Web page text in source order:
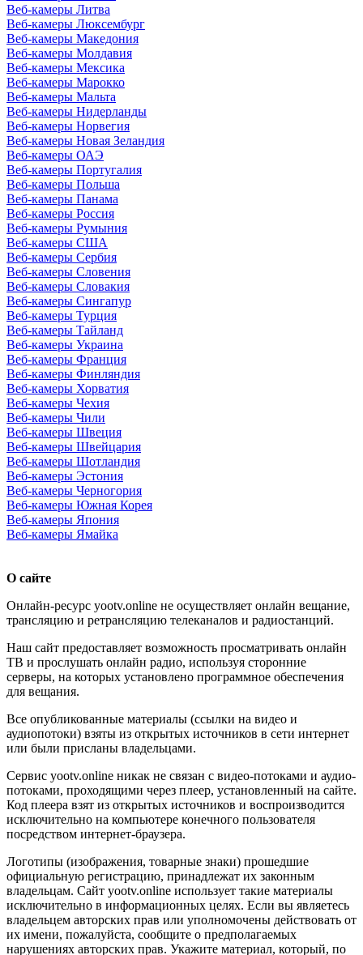
Веб-камеры Литва
Веб-камеры Люксембург
Веб-камеры Македония
Веб-камеры Молдавия
Веб-камеры Мексика
Веб-камеры Марокко
Веб-камеры Мальта
Веб-камеры Нидерланды
Веб-камеры Норвегия
Веб-камеры Новая Зеландия
Веб-камеры ОАЭ
Веб-камеры Португалия
Веб-камеры Польша
Веб-камеры Панама
Веб-камеры Россия
Веб-камеры Румыния
Веб-камеры США
Веб-камеры Сербия
Веб-камеры Словения
Веб-камеры Словакия
Веб-камеры Сингапур
Веб-камеры Турция
Веб-камеры Тайланд
Веб-камеры Украина
Веб-камеры Франция
Веб-камеры Финляндия
Веб-камеры Хорватия
Веб-камеры Чехия
Веб-камеры Чили
Веб-камеры Швеция
Веб-камеры Швейцария
Веб-камеры Шотландия
Веб-камеры Эстония
Веб-камеры Черногория
Веб-камеры Южная Корея
Веб-камеры Япония
Веб-камеры Ямайка
О сайте
Онлайн-ресурс yootv.online не осуществляет онлайн вещание,
трансляцию и ретрансляцию телеканалов и радиостанций.
Наш сайт предоставляет возможность просматривать онлайн
ТВ и прослушать онлайн радио, используя сторонние
серверы, на которых установлено программное обеспечения
для вещания.
Все опубликованные материалы (ссылки на видео и
аудиопотоки) взяты из открытых источников в сети интернет
или были присланы владельцами.
Сервис yootv.online никак не связан с видео-потоками и аудио-
потоками, проходящими через плеер, установленный на сайте.
Код плеера взят из открытых источников и воспроизводится
исключительно на компьютере конечного пользователя
посредством интернет-браузера.
Логотипы (изображения, товарные знаки) прошедшие
официальную регистрацию, принадлежат их законным
владельцам. Сайт yootv.online использует такие материалы
исключительно в информационных целях. Если вы являетесь
владельцем авторских прав или уполномочены действовать от
их имени, пожалуйста, сообщите о предполагаемых
нарушениях авторских прав. Укажите материал, который, по